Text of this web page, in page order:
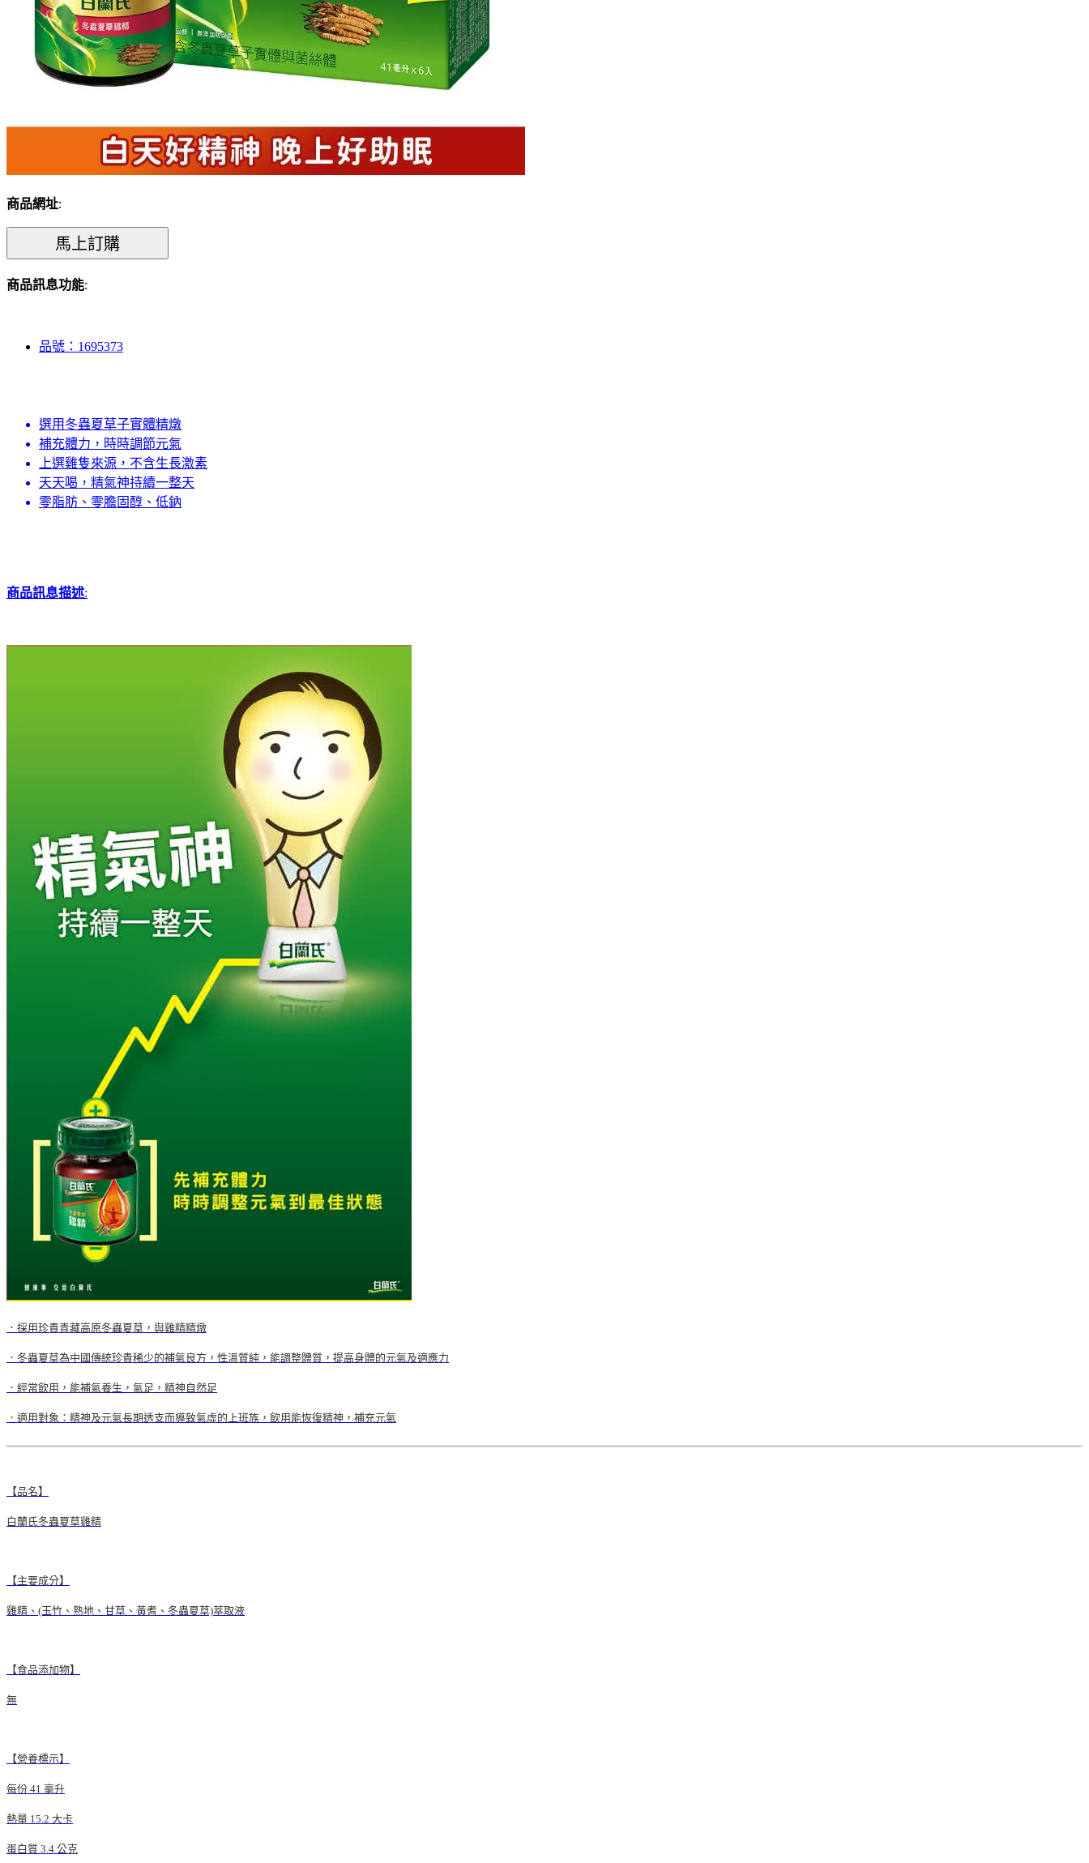
商品網址:
商品訊息功能:
品號：1695373
選用冬蟲夏草子實體精燉
補充體力，時時調節元氣
上選雞隻來源，不含生長激素
天天喝，精氣神持續一整天
零脂肪、零膽固醇、低鈉
商品訊息描述:
．採用珍貴青藏高原冬蟲夏草，與雞精精燉
．冬蟲夏草為中國傳統珍貴稀少的補氣良方，性溫質純，能調整體質，提高身體的元氣及適應力
．經常飲用，能補氣養生，氣足，精神自然足
．適用對象：精神及元氣長期透支而導致氣虛的上班族，飲用能恢復精神，補充元氣
【品名】
白蘭氏冬蟲夏草雞精
【主要成分】
雞精、(玉竹、熟地、甘草、黃耆、冬蟲夏草)萃取液
【食品添加物】
無
【營養標示】
每份 41 毫升
熱量 15.2 大卡
蛋白質 3.4 公克